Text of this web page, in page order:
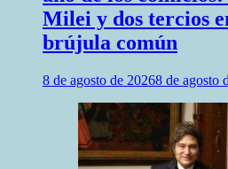
Milei y dos tercios
brújula común
8 de agosto de 20268 de agosto